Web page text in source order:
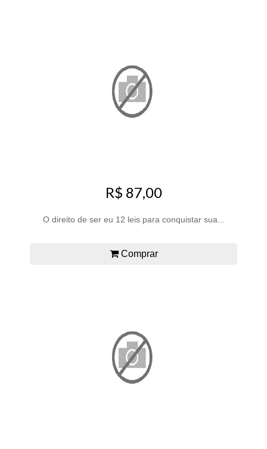
R$ 87,00
O direito de ser eu 12 leis para conquistar sua...
Comprar